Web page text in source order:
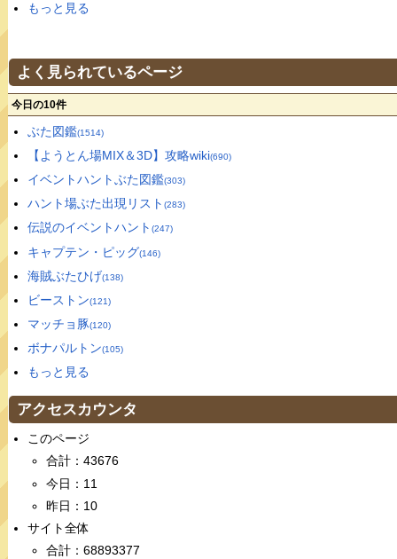
もっと見る
よく見られているページ
今日の10件
ぶた図鑑(1514)
【ようとん場MIX＆3D】攻略wiki(690)
イベントハントぶた図鑑(303)
ハント場ぶた出現リスト (283)
伝説のイベントハント (247)
キャプテン・ピッグ(146)
海賊ぶたひげ(138)
ビーストン(121)
マッチョ豚(120)
ボナパルトン(105)
もっと見る
アクセスカウンタ
このページ
合計：43676
今日：11
昨日：10
サイト全体
合計：68893377